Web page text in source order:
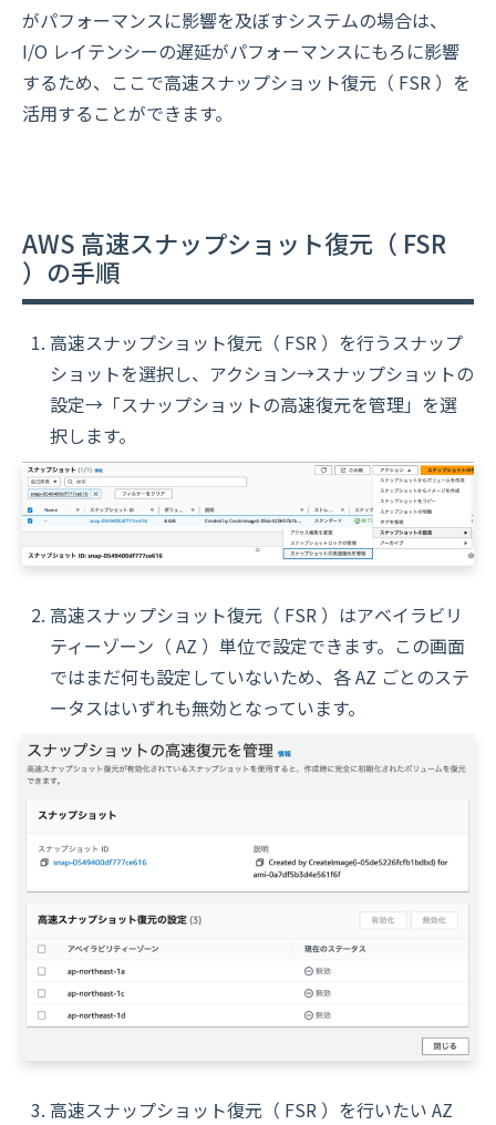
がパフォーマンスに影響を及ぼすシステムの場合は、
I/O レイテンシーの遅延がパフォーマンスにもろに影響
するため、ここで高速スナップショット復元（ FSR ）を
活用することができます。
AWS 高速スナップショット復元（ FSR
）の手順
高速スナップショット復元（ FSR ）を行うスナップ
ショットを選択し、アクション→スナップショットの
設定→「スナップショットの高速復元を管理」を選
択します。
高速スナップショット復元（ FSR ）はアベイラビリ
ティーゾーン（ AZ ）単位で設定できます。この画面
ではまだ何も設定していないため、各 AZ ごとのステ
ータスはいずれも無効となっています。
高速スナップショット復元（ FSR ）を行いたい AZ